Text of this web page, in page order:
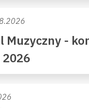
Muzyczny -
2026